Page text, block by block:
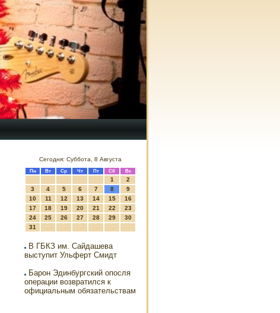
Сегодня: Суббота, 8 Августа
Пн Вт Ср Чт Пт Сб Вс
1
2
3
4 5 6 7 8
9
10
11 12 13 14 15
16
17
18 19 20 21 22
23
24
25 26 27 28 29
30
31
В ГБКЗ им. Сайдашева
выступит Ульферт Смидт
Барон Эдинбургский опосля
операции возвратился к
официальным обязательствам